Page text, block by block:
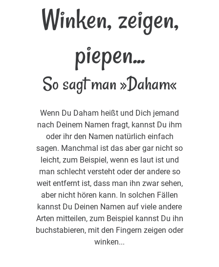
Winken, zeigen,
piepen...
So sagt man »Daham«
Wenn Du Daham heißt und Dich jemand
nach Deinem Namen fragt, kannst Du ihm
oder ihr den Namen natürlich einfach
sagen. Manchmal ist das aber gar nicht so
leicht, zum Beispiel, wenn es laut ist und
man schlecht versteht oder der andere so
weit entfernt ist, dass man ihn zwar sehen,
aber nicht hören kann. In solchen Fällen
kannst Du Deinen Namen auf viele andere
Arten mitteilen, zum Beispiel kannst Du ihn
buchstabieren, mit den Fingern zeigen oder
winken...